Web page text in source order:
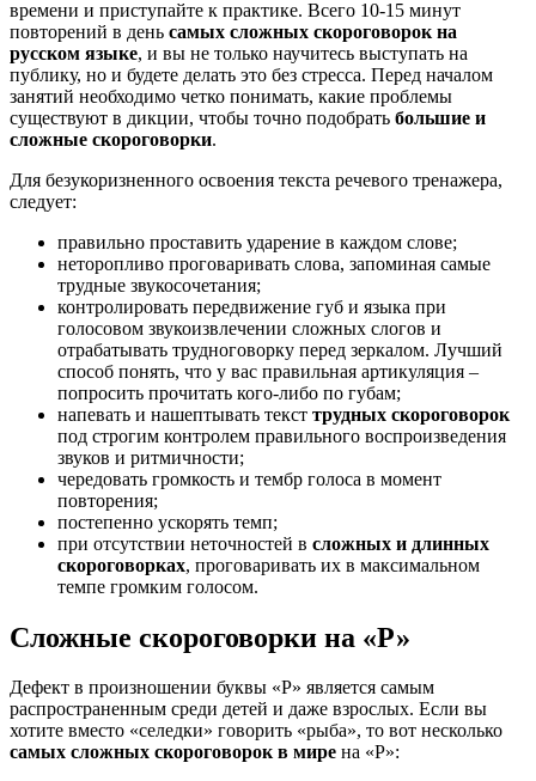
времени и приступайте к практике. Всего 10-15 минут
повторений в день самых сложных скороговорок на
русском языке, и вы не только научитесь выступать на
публику, но и будете делать это без стресса. Перед началом
занятий необходимо четко понимать, какие проблемы
существуют в дикции, чтобы точно подобрать большие и
сложные скороговорки.
Для безукоризненного освоения текста речевого тренажера,
следует:
правильно проставить ударение в каждом слове;
неторопливо проговаривать слова, запоминая самые
трудные звукосочетания;
контролировать передвижение губ и языка при
голосовом звукоизвлечении сложных слогов и
отрабатывать трудноговорку перед зеркалом. Лучший
способ понять, что у вас правильная артикуляция –
попросить прочитать кого-либо по губам;
напевать и нашептывать текст трудных скороговорок
под строгим контролем правильного воспроизведения
звуков и ритмичности;
чередовать громкость и тембр голоса в момент
повторения;
постепенно ускорять темп;
при отсутствии неточностей в сложных и длинных
скороговорках, проговаривать их в максимальном
темпе громким голосом.
Сложные скороговорки на «Р»
Дефект в произношении буквы «Р» является самым
распространенным среди детей и даже взрослых. Если вы
хотите вместо «селедки» говорить «рыба», то вот несколько
самых сложных скороговорок в мире на «Р»: